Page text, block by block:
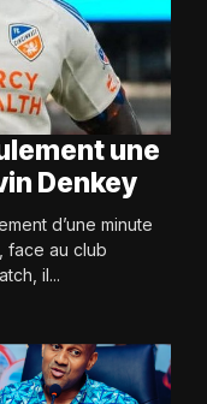
une
Denkey
d’une minute
face au club
il...